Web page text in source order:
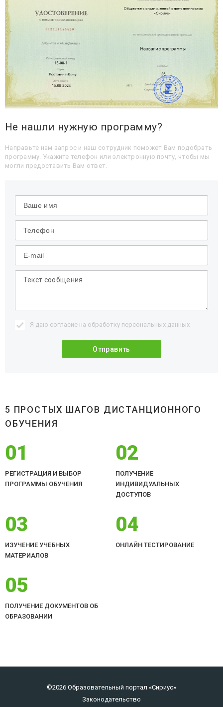
Не нашли нужную программу?
Направьте нам запрос и наш сотрудник поможет Вам подобрать
программу. Укажите телефон или электронную почту, чтобы мы
могли предоставить Вам ответ.
Я даю согласие на обработку персональных данных
5 ПРОСТЫХ ШАГОВ ДИСТАНЦИОННОГО
ОБУЧЕНИЯ
01
РЕГИСТРАЦИЯ И ВЫБОР
ПРОГРАММЫ ОБУЧЕНИЯ
02
ПОЛУЧЕНИЕ
ИНДИВИДУАЛЬНЫХ
ДОСТУПОВ
03
ИЗУЧЕНИЕ УЧЕБНЫХ
МАТЕРИАЛОВ
04
ОНЛАЙН ТЕСТИРОВАНИЕ
05
ПОЛУЧЕНИЕ ДОКУМЕНТОВ ОБ
ОБРАЗОВАНИИ
©2026 Образовательный портал «Сириус»
Законодательство